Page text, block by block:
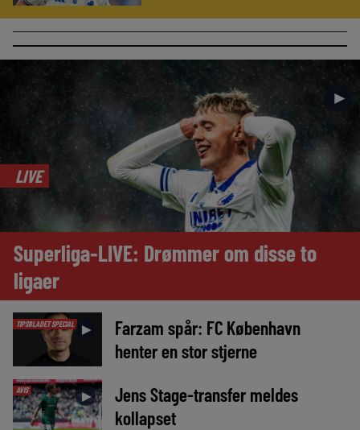
►
LIVE
Superliga-LIVE: Drømmer om disse to
ligaer
TIPSBLADET SPECIAL ►
Farzam spår: FC København
henter en stor stjerne
AVIS ►
Jens Stage-transfer meldes
kollapset